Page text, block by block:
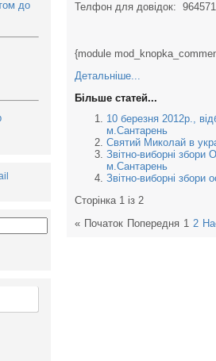
до
Телфон для довідок:
{module
Детальніше...
Більше статей...
10 березня 2012р.,
м.Сантарень
Святий Миколай в
Звітно-виборні збори
м.Сантарень
Звітно-виборні збори
Сторінка 1 із 2
« Початок Попередня 1 2